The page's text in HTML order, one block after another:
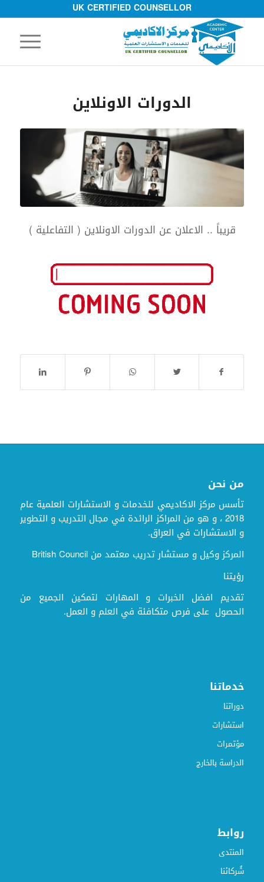
UK CERTIFIED COUNSELLOR
الدورات الاونلاين
قريباً .. الاعلان عن الدورات الاونلاين ( التفاعلية )
من نحن
تأسس مركز الاكاديمي للخدمات و الاستشارات العلمية عام
2018 ، و هو من المراكز الرائدة في مجال التدريب و التطوير
و الاستشارات في العراق.
المركز وكيل و مستشار تدريب معتمد من British Council
رؤيتنا
تقديم افضل الخبرات و المهارات لتمكين الجميع من
الحصول على فرص متكافئة في العلم و العمل.
خدماتنا
دوراتنا
استشارات
مؤتمرات
الدراسة بالخارج
روابط
المنتدى
شُركائنا